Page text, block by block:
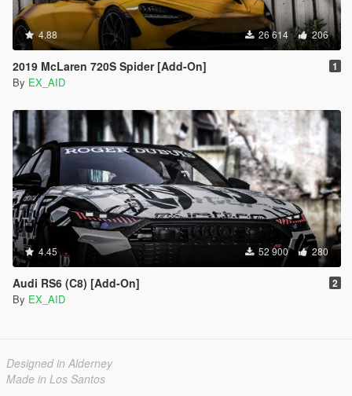
4.88 26 614 206
2019 McLaren 720S Spider [Add-On] 1
By EX_AID
4.45 52 900 280
Audi RS6 (C8) [Add-On] 2
By EX_AID
Designed in Alderney
Made in Los Santos